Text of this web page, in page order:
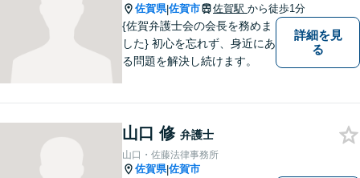
佐賀県|佐賀市 佐賀駅 から徒歩1分
{佐賀弁護士会の会長を務めま
した} 初心を忘れず、身近にあ
る問題を解決し続けます。
詳細を見
る
山口 修 弁護士
山口・佐藤法律事務所
佐賀県|佐賀市